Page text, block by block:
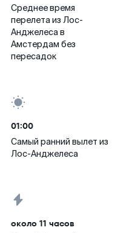
Среднее время
перелета из Лос-
Анджелеса в
Амстердам без
пересадок
01:00
Самый ранний вылет из
Лос-Анджелеса
около 11 часов